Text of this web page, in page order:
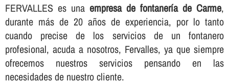
FERVALLES es una empresa de fontanerí­a de Carme,
durante más de 20 años de experiencia, por lo tanto
cuando precise de los servicios de un fontanero
profesional, acuda a nosotros, Fervalles, ya que siempre
ofrecemos nuestros servicios pensando en las
necesidades de nuestro cliente.